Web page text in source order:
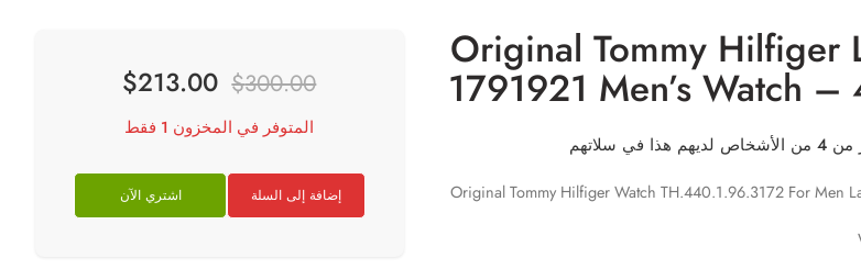
Original Tommy Hilfiger
1791921 Men’s Watch –
في سلاتهم
Original Tommy Hilfiger Watch TH.440.1.96.3172 For Men
$300.00
$213.00
المتوفر في المخزون 1 فقط
إضافة إلى السلة اشتري الآن